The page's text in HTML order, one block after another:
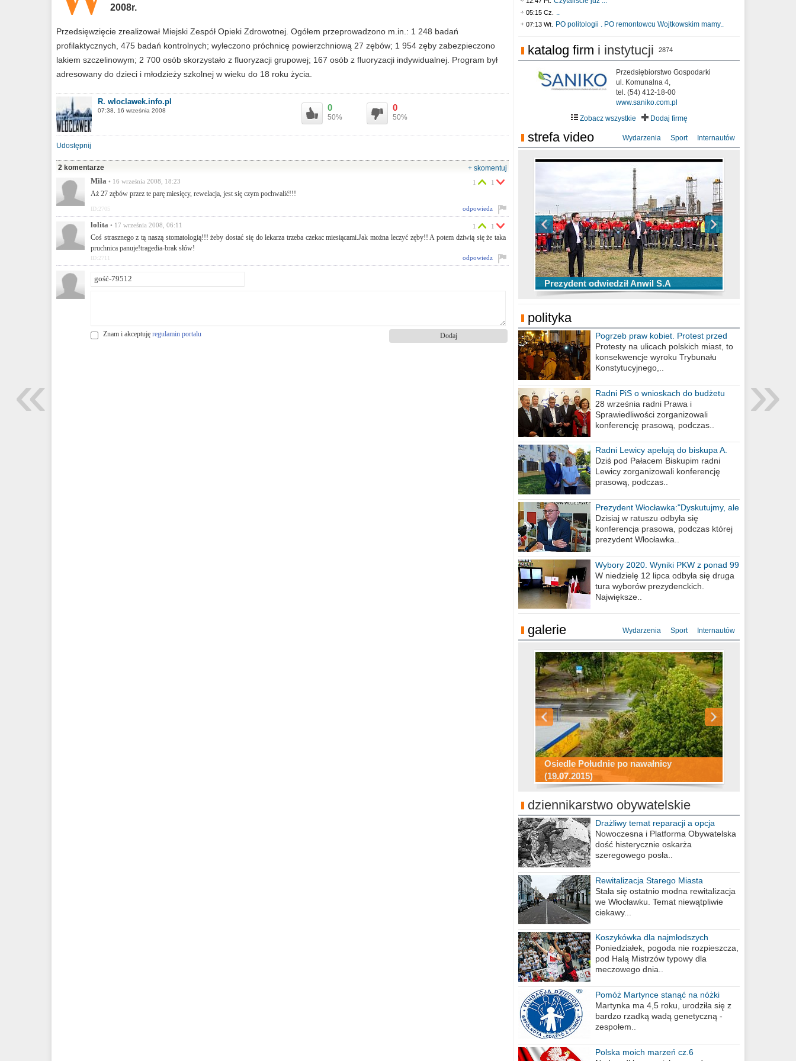
2008r.
Przedsięwzięcie zrealizował Miejski Zespół Opieki Zdrowotnej. Ogółem przeprowadzono m.in.: 1 248 badań
profilaktycznych, 475 badań kontrolnych; wyleczono próchnicę powierzchniową 27 zębów; 1 954 zęby zabezpieczono
lakiem szczelinowym; 2 700 osób skorzystało z fluoryzacji grupowej; 167 osób z fluoryzacji indywidualnej. Program był
adresowany do dzieci i młodzieży szkolnej w wieku do 18 roku życia.
R. wloclawek.info.pl
07:38, 16 września 2008 0
50%
0
50%
Udostępnij
2 komentarze
+ skomentuj
Miła • 16 września 2008, 18:23
Aż 27 zębów przez te parę miesięcy, rewelacja, jest się czym pochwalić!!!
1 1
odpowiedz
ID:2705
lolita • 17 września 2008, 06:11
Coś strasznego z tą naszą stomatologią!!! żeby dostać się do lekarza trzeba czekac miesiącami.Jak można leczyć zęby!! A potem dziwią się że taka
pruchnica panuje!tragedia-brak słów!
1 1
odpowiedz
ID:2711
Znam i akceptuję regulamin portalu
05:15 Cz. ..
07:13 Wt. PO politologii . PO remontowcu Wojtkowskim mamy..
katalog firm i instytucji 2874
Przedsiębiorstwo Gospodarki
ul. Komunalna 4,
tel. (54) 412-18-00
www.saniko.com.pl
Zobacz wszystkie
Dodaj firmę
strefa video Wydarzenia Sport Internautów
Prezydent odwiedził Anwil S.A
TOP 10 przechwytów Anwilu Włocławek
w EBL w sezonie 2019/2020
TOP 5 rzutów Anwilu Włocławek w BCL
w sezonie 2019/2020
Ni To Ponk - W oczach mamy strach
sixf33t .Last Year DRONE FOOTAGE
Włocławek
XXIII Sesja Rady Miasta Włocławek VIII
kadencji w dniu 09.06.2020 r.
polityka
Pogrzeb praw kobiet. Protest przed
biurem poselskim PiS
Protesty na ulicach polskich miast, to
konsekwencje wyroku Trybunału
Konstytucyjnego,..
Radni PiS o wnioskach do budżetu
miasta na 2021 rok
28 września radni Prawa i
Sprawiedliwości zorganizowali
konferencję prasową, podczas..
Radni Lewicy apelują do biskupa A.
Wiesława Meringa
Dziś pod Pałacem Biskupim radni
Lewicy zorganizowali konferencję
prasową, podczas..
Prezydent Włocławka:"Dyskutujmy, ale
nie obrażajmy się”
Dzisiaj w ratuszu odbyła się
konferencja prasowa, podczas której
prezydent Włocławka..
Wybory 2020. Wyniki PKW z ponad 99
procent obwodów
W niedzielę 12 lipca odbyła się druga
tura wyborów prezydenckich.
Największe..
galerie Wydarzenia Sport Internautów
Osiedle Południe po nawałnicy
(19.07.2015)
Wizytówka Włocławka
polowanie wigilijne 2014
Miasto kładzie się do snu .
Konkurs fotograficzny "Co to za
miejsca"
Ścieżka rowerowa w naszym mieście
dziennikarstwo obywatelskie
Drażliwy temat reparacji a opcja
berlińska
Nowoczesna i Platforma Obywatelska
dość histerycznie oskarża
szeregowego posła..
Rewitalizacja Starego Miasta
Stała się ostatnio modna rewitalizacja
we Włocławku. Temat niewątpliwie
ciekawy...
Koszykówka dla najmłodszych
Poniedziałek, pogoda nie rozpieszcza,
pod Halą Mistrzów typowy dla
meczowego dnia..
Pomóż Martynce stanąć na nóżki
Martynka ma 4,5 roku, urodziła się z
bardzo rzadką wadą genetyczną -
zespołem..
Polska moich marzeń cz.6
»
«